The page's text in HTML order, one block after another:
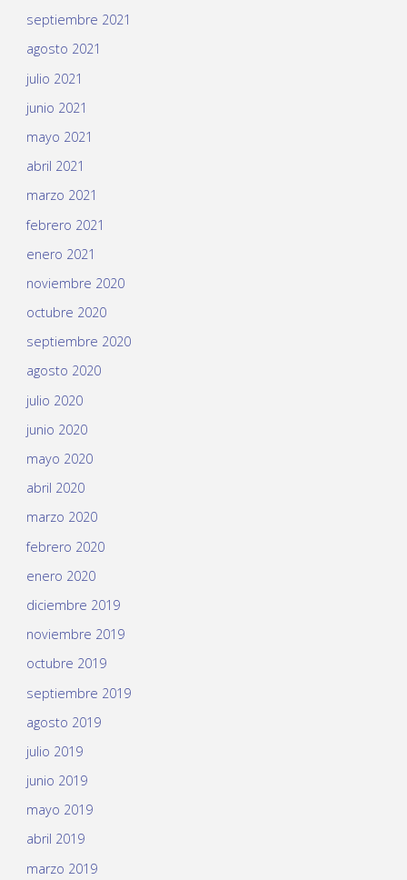
septiembre 2021
agosto 2021
julio 2021
junio 2021
mayo 2021
abril 2021
marzo 2021
febrero 2021
enero 2021
noviembre 2020
octubre 2020
septiembre 2020
agosto 2020
julio 2020
junio 2020
mayo 2020
abril 2020
marzo 2020
febrero 2020
enero 2020
diciembre 2019
noviembre 2019
octubre 2019
septiembre 2019
agosto 2019
julio 2019
junio 2019
mayo 2019
abril 2019
marzo 2019